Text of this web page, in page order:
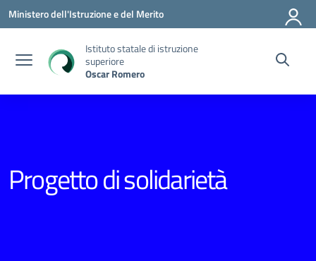
Vai ai contenuti
Vai al menu di navigazione
Vai al footer
Ministero dell'Istruzione e del Merito
Istituto statale di istruzione
superiore
Oscar Romero
Progetto di solidarietà